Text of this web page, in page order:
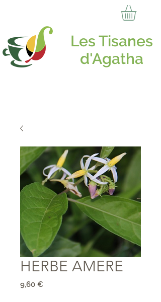
Les Tisanes
d'Agatha
HERBE AMERE
9,60 €